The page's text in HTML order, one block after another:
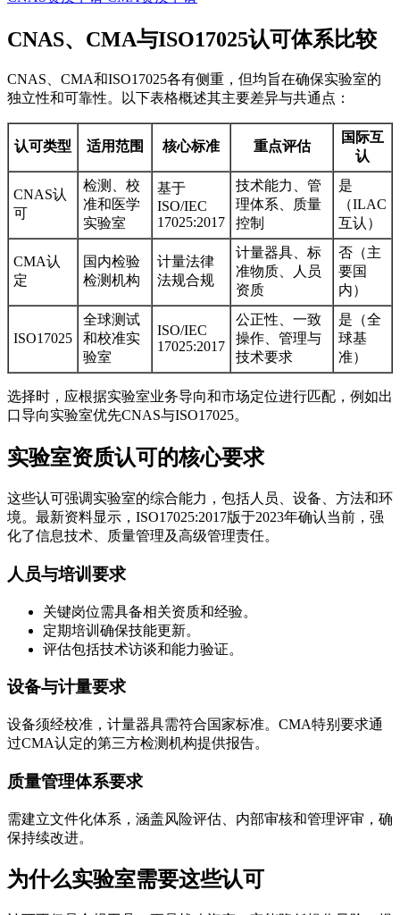
CNAS、CMA与ISO17025认可体系比较
CNAS、CMA和ISO17025各有侧重，但均旨在确保实验室的
独立性和可靠性。以下表格概述其主要差异与共通点：
认可类型 适用范围 核心标准 重点评估
国际互
认
CNAS认
可
检测、校
准和医学
实验室
基于
ISO/IEC
17025:2017
技术能力、管
理体系、质量
控制
是
（ILAC
互认）
CMA认
定
国内检验
检测机构
计量法律
法规合规
计量器具、标
准物质、人员
资质
否（主
要国
内）
ISO17025
全球测试
和校准实
验室
ISO/IEC
17025:2017
公正性、一致
操作、管理与
技术要求
是（全
球基
准）
选择时，应根据实验室业务导向和市场定位进行匹配，例如出
口导向实验室优先CNAS与ISO17025。
实验室资质认可的核心要求
这些认可强调实验室的综合能力，包括人员、设备、方法和环
境。最新资料显示，ISO17025:2017版于2023年确认当前，强
化了信息技术、质量管理及高级管理责任。
人员与培训要求
关键岗位需具备相关资质和经验。
定期培训确保技能更新。
评估包括技术访谈和能力验证。
设备与计量要求
设备须经校准，计量器具需符合国家标准。CMA特别要求通
过CMA认定的第三方检测机构提供报告。
质量管理体系要求
需建立文件化体系，涵盖风险评估、内部审核和管理评审，确
保持续改进。
为什么实验室需要这些认可